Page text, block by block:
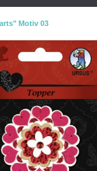
Motiv 03